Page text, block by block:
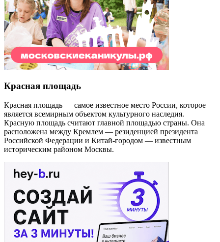
Красная площадь
Красная площадь — самое известное место России, которое
является всемирным объектом культурного наследия.
Красную площадь считают главной площадью страны. Она
расположена между Кремлем — резиденцией президента
Российской Федерации и Китай-городом — известным
историческим районом Москвы.